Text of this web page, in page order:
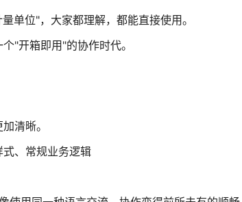
位"，大家都理解，都能直接使用。
"开箱即用"的协作时代。
清晰。
、常规业务逻辑